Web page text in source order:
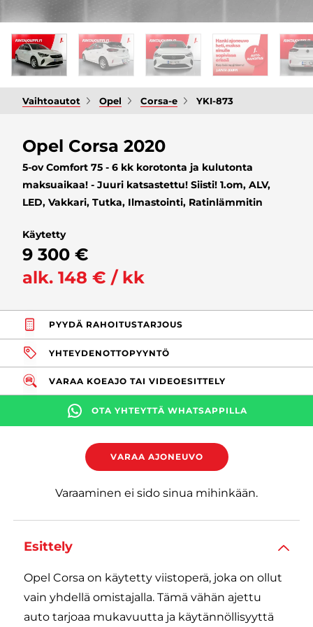
Vaihtoautot Opel Corsa-e YKI-873
Opel Corsa 2020
5-ov Comfort 75 - 6 kk korotonta ja kulutonta
maksuaikaa! - Juuri katsastettu! Siisti! 1.om, ALV,
LED, Vakkari, Tutka, Ilmastointi, Ratinlämmitin
Käytetty
9 300 €
alk. 148 € / kk
PYYDÄ RAHOITUSTARJOUS
YHTEYDENOTTOPYYNTÖ
VARAA KOEAJO TAI VIDEOESITTELY
OTA YHTEYTTÄ WHATSAPPILLA
VARAA AJONEUVO
Varaaminen ei sido sinua mihinkään.
Esittely
Opel Corsa on käytetty viistoperä, joka on ollut
vain yhdellä omistajalla. Tämä vähän ajettu
auto tarjoaa mukavuutta ja käytännöllisyyttä